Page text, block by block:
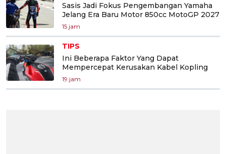
Sasis Jadi Fokus Pengembangan Yamaha
Jelang Era Baru Motor 850cc MotoGP 2027
15 jam
TIPS
Ini Beberapa Faktor Yang Dapat
Mempercepat Kerusakan Kabel Kopling
19 jam